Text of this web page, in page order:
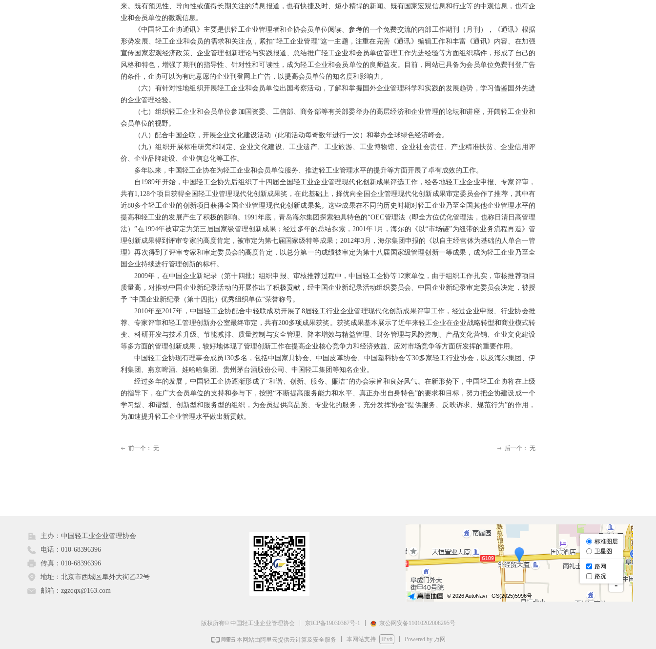
来。既有预见性、导向性或值得长期关注的消息报道，也有快捷及时、短小精悍的新闻。既有国家宏观信息和行业等的中观信息，也有企
业和会员单位的微观信息。
《中国轻工企协通讯》主要是供轻工企业管理者和企协会员单位阅读、参考的一个免费交流的内部工作期刊（月刊），《通讯》根据
形势发展、轻工企业和会员的需求和关注点，紧扣“轻工企业管理”这一主题，注重在完善《通讯》编辑工作和丰富《通讯》内容、在加强
宣传国家宏观经济政策、企业管理创新理论与实践报道、总结推广轻工企业和会员单位管理工作先进经验等方面组织稿件，形成了自己的
风格和特色，增强了期刊的指导性、针对性和可读性，成为轻工企业和会员单位的良师益友。目前，网站已具备为会员单位免费刊登广告
的条件，企协可以为有此意愿的企业刊登网上广告，以提高会员单位的知名度和影响力。
（六）有针对性地组织开展轻工企业和会员单位出国考察活动，了解和掌握国外企业管理科学和实践的发展趋势，学习借鉴国外先进
的企业管理经验。
（七）组织轻工企业和会员单位参加国资委、工信部、商务部等有关部委举办的高层经济和企业管理的论坛和讲座，开阔轻工企业和
会员单位的视野。
（八）配合中国企联，开展企业文化建设活动（此项活动每奇数年进行一次）和举办全球绿色经济峰会。
（九）组织开展标准研究和制定、企业文化建设、工业遗产、工业旅游、工业博物馆、企业社会责任、产业精准扶贫、企业信用评
价、企业品牌建设、企业信息化等工作。
多年以来，中国轻工企协在为轻工企业和会员单位服务、推进轻工业管理水平的提升等方面开展了卓有成效的工作。
自1989年开始，中国轻工企协先后组织了十四届全国轻工业企业管理现代化创新成果评选工作，经各地轻工业企业申报、专家评审，
共有1,128个项目获得全国轻工业管理现代化创新成果奖，在此基础上，择优向全国企业管理现代化创新成果审定委员会作了推荐，其中有
近80多个轻工企业的创新项目获得全国企业管理现代化创新成果奖。这些成果在不同的历史时期对轻工企业乃至全国其他企业管理水平的
提高和轻工业的发展产生了积极的影响。1991年底，青岛海尔集团探索独具特色的“OEC管理法（即全方位优化管理法，也称日清日高管理
法）”在1994年被审定为第三届国家级管理创新成果；经过多年的总结探索，2001年1月，海尔的《以“市场链”为纽带的业务流程再造》管
理创新成果得到评审专家的高度肯定，被审定为第七届国家级特等成果；2012年3月，海尔集团申报的《以自主经营体为基础的人单合一管
理》再次得到了评审专家和审定委员会的高度肯定，以总分第一的成绩被审定为第十八届国家级管理创新一等成果，成为轻工企业乃至全
国企业持续进行管理创新的标杆。
2009年，在中国企业新纪录（第十四批）组织申报、审核推荐过程中，中国轻工企协等12家单位，由于组织工作扎实，审核推荐项目
质量高，对推动中国企业新纪录活动的开展作出了积极贡献，经中国企业新纪录活动组织委员会、中国企业新纪录审定委员会决定，被授
予 “中国企业新纪录（第十四批）优秀组织单位”荣誉称号。
2010年至2017年，中国轻工企协配合中轻联成功开展了8届轻工行业企业管理现代化创新成果评审工作，经过企业申报、行业协会推
荐、专家评审和轻工管理创新办公室最终审定，共有200多项成果获奖。获奖成果基本展示了近年来轻工企业在企业战略转型和商业模式转
变、科研开发与技术升级、节能减排、质量控制与安全管理、降本增效与精益管理、财务管理与风险控制、产品文化营销、企业文化建设
等多方面的管理创新成果，较好地体现了管理创新工作在提高企业核心竞争力和经济效益、应对市场竞争等方面所发挥的重要作用。
中国轻工企协现有理事会成员130多名，包括中国家具协会、中国皮革协会、中国塑料协会等30多家轻工行业协会，以及海尔集团、伊
利集团、燕京啤酒、娃哈哈集团、贵州茅台酒股份公司、中国轻工集团等知名企业。
经过多年的发展，中国轻工企协逐渐形成了“和谐、创新、服务、廉洁”的办会宗旨和良好风气。在新形势下，中国轻工企协将在上级
的指导下，在广大会员单位的支持和参与下，按照“不断提高服务能力和水平、真正办出自身特色”的要求和目标，努力把企协建设成一个
学习型、和谐型、创新型和服务型的组织，为会员提供高品质、专业化的服务，充分发挥协会“提供服务、反映诉求、规范行为”的作用，
为加速提升轻工企业管理水平做出新贡献。
ꂃ 前一个： 无 ꁹ 后一个： 无
主办： 中国轻工业企业管理协会
电话： 010-68396396
传真： 010-68396396
地址： 北京市西城区阜外大街乙22号
邮箱： zgzqqx@163.com
版权所有© 中国轻工业企业管理协会 京ICP备19030367号-1 京公网安备11010202008295号
本网站由阿里云提供云计算及安全服务 本网站支持 IPv6 Powered by 万网